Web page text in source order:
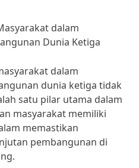
dalam
Dunia Ketiga
dalam
dunia ketiga tidak
satu pilar utama dalam
masyarakat memiliki
memastikan
pembangunan di